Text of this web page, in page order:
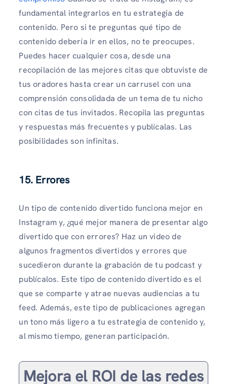
fundamental integrarlos en tu estrategia de
contenido. Pero si te preguntas qué tipo de
contenido debería ir en ellos, no te preocupes.
Puedes hacer cualquier cosa, desde una
recopilación de las mejores citas que obtuviste de
tus oradores hasta crear un carrusel con una
comprensión consolidada de un tema de tu nicho
con citas de tus invitados. Recopila las preguntas
y respuestas más frecuentes y publícalas. Las
posibilidades son infinitas.
15. Errores
Un tipo de contenido divertido funciona mejor en
Instagram y, ¿qué mejor manera de presentar algo
divertido que con errores? Haz un video de
algunos fragmentos divertidos y errores que
sucedieron durante la grabación de tu podcast y
publícalos. Este tipo de contenido divertido es el
que se comparte y atrae nuevas audiencias a tu
feed. Además, este tipo de publicaciones agregan
un tono más ligero a tu estrategia de contenido y,
al mismo tiempo, generan participación.
Mejora el ROI de las redes